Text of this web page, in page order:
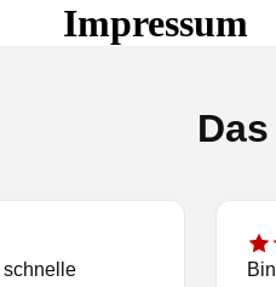
Impressum
schnelle